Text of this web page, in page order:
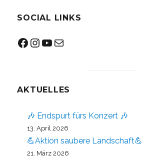
SOCIAL LINKS
Facebook
Instagram
YouTube
Mail
AKTUELLES
🎶 Endspurt fürs Konzert 🎶
13. April 2026
💪Aktion saubere Landschaft💪
21. März 2026